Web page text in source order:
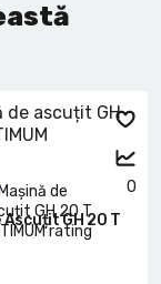
0
Ascuțit GH 20 T